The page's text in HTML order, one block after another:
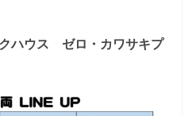
ハウス ゼロ・カワサキプ